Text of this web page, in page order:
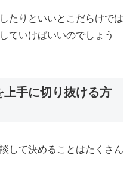
たりといいとこだらけでは
ていけばいいのでしょう
手に切り抜ける方
して決めることはたくさん